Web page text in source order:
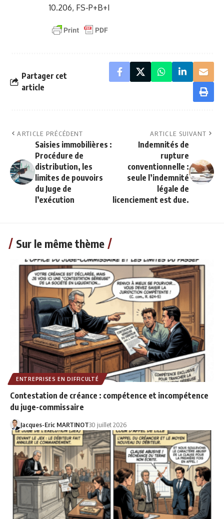
10.206, FS-P+B+I
Partager cet
article
ARTICLE PRÉCÉDENT
Saisies immobilières :
Procédure de
distribution, les
limites de pouvoirs
du Juge de
l’exécution
ARTICLE SUIVANT
Indemnités de
rupture
conventionnelle :
seule l’indemnité
légale de
licenciement est due.
Sur le même thème
ENTREPRISES EN DIFFICULTÉ
Contestation de créance : compétence et incompétence
du juge-commissaire
Jacques-Eric MARTINOT30 juillet 2026